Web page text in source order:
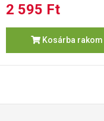
2 595 Ft
Kosárba rakom